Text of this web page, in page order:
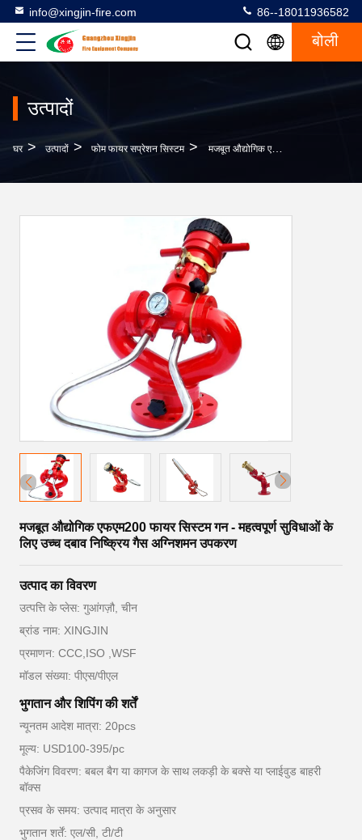
info@xingjin-fire.com 86--18011936582
बोली
उत्पादों
घर > उत्पादों > फोम फायर सप्रेशन सिस्टम > मजबूत औद्योगिक एफएम200 फायर सिस्टम गन - महत्वपूर्ण सुविधाओं के लिए उच्च दबाव निष्क्रिय गैस अग्निशमन उपकरण
मजबूत औद्योगिक एफएम200 फायर सिस्टम गन - महत्वपूर्ण सुविधाओं के
लिए उच्च दबाव निष्क्रिय गैस अग्निशमन उपकरण
उत्पाद का विवरण
उत्पत्ति के प्लेस: गुआंगज़ौ, चीन
ब्रांड नाम: XINGJIN
प्रमाणन: CCC,ISO ,WSF
मॉडल संख्या: पीएस/पीएल
भुगतान और शिपिंग की शर्तें
न्यूनतम आदेश मात्रा: 20pcs
मूल्य: USD100-395/pc
पैकेजिंग विवरण: बबल बैग या कागज के साथ लकड़ी के बक्से या प्लाईवुड बाहरी
बॉक्स
प्रसव के समय: उत्पाद मात्रा के अनुसार
भुगतान शर्तें: एल/सी, टी/टी